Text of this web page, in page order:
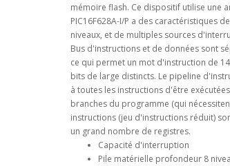
mémoire flash. Ce dispositif utilise une
PIC16F628A-I/P a des caractéristiques
niveaux, et de multiples sources
Bus d'instructions et de données sont
ce qui permet un mot d'instruction de
bits de large distincts. Le pipeline
à toutes les instructions d'être
branches du programme (qui
instructions (jeu d'instructions réduit)
un grand nombre de registres.
Capacité d'interruption
Pile matérielle profondeur 8